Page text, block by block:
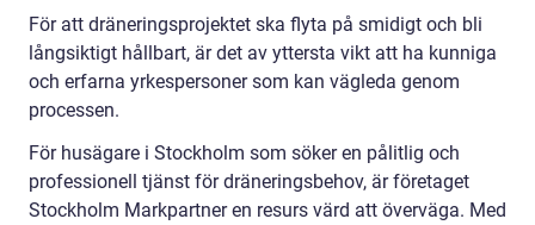
För att dräneringsprojektet ska flyta på smidigt och bli
långsiktigt hållbart, är det av yttersta vikt att ha kunniga
och erfarna yrkespersoner som kan vägleda genom
processen.
För husägare i Stockholm som söker en pålitlig och
professionell tjänst för dräneringsbehov, är företaget
Stockholm Markpartner en resurs värd att överväga. Med